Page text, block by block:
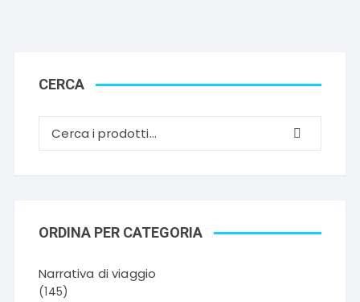
CERCA
ORDINA PER CATEGORIA
Narrativa di viaggio
(145)